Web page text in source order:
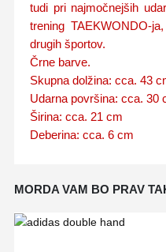
tudi pri najmočnejših
trening TAEKWONDO-
drugih športov.
Črne barve.
Skupna dolžina: cca. 43
Udarna površina: cca. 30
Širina: cca. 21 cm
Deberina: cca. 6 cm
MORDA VAM BO PRAV